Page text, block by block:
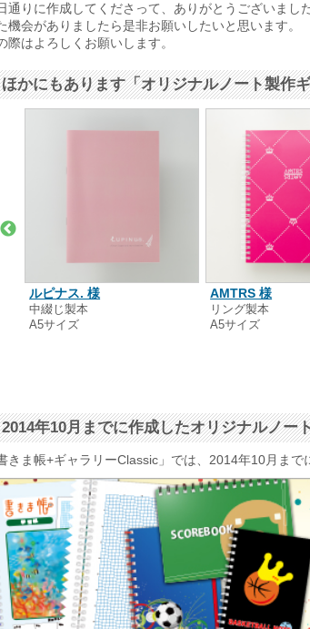
通りに作成してくださって、ありがとうございました
機会がありましたら是非お願いしたいと思います。
際はよろしくお願いします。
ほかにもあります「オリジナルノート製作
ルピナス. 様
中綴じ製本
A5サイズ
AMTRS 様
リング製本
A5サイズ
2014年10月までに作成したオリジナルノー
書きま帳+ギャラリーClassic」では、2014年10月ま